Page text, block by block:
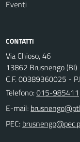
Eventi
CONTATTI
Via Chioso, 46
13862 Brusnengo (BI)
C.F. 00389360025 -
Telefono:015-985411
E-mail:
PEC: